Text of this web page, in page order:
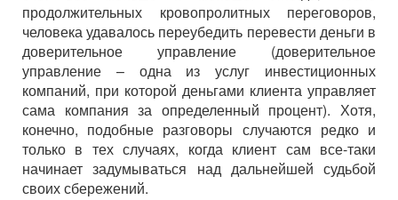
продолжительных кровопролитных переговоров,
человека удавалось переубедить перевести деньги в
доверительное управление (доверительное
управление – одна из услуг инвестиционных
компаний, при которой деньгами клиента управляет
сама компания за определенный процент). Хотя,
конечно, подобные разговоры случаются редко и
только в тех случаях, когда клиент сам все-таки
начинает задумываться над дальнейшей судьбой
своих сбережений.